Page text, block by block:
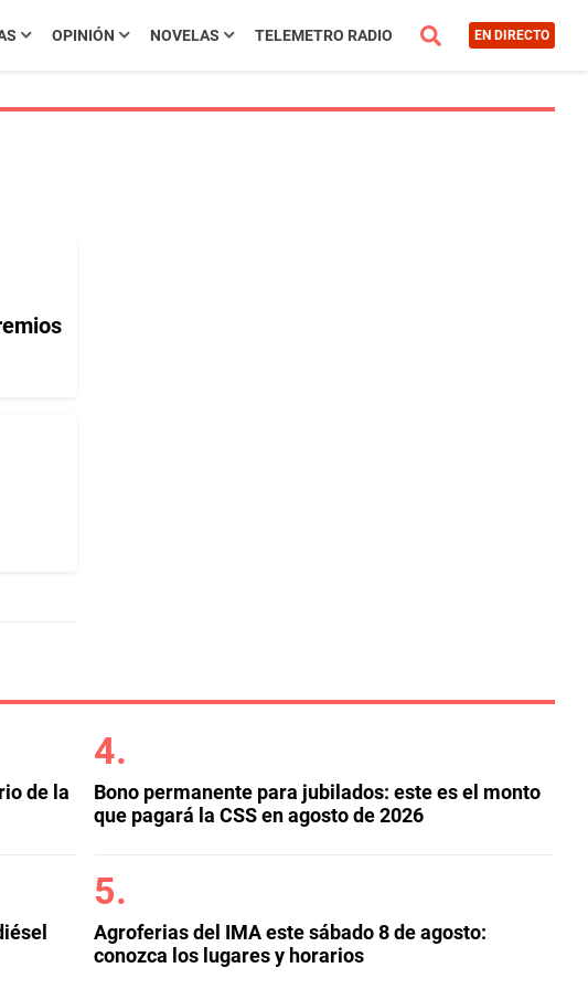
OPINIÓN NOVELAS TELEMETRO RADIO EN DIRECTO
de la
Bono permanente para jubilados: este es el monto
que pagará la CSS en agosto de 2026
Agroferias del IMA este sábado 8 de agosto:
conozca los lugares y horarios